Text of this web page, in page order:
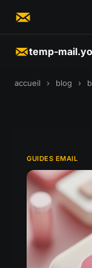
temp-
accueil › blog ›
GUIDES EMAIL